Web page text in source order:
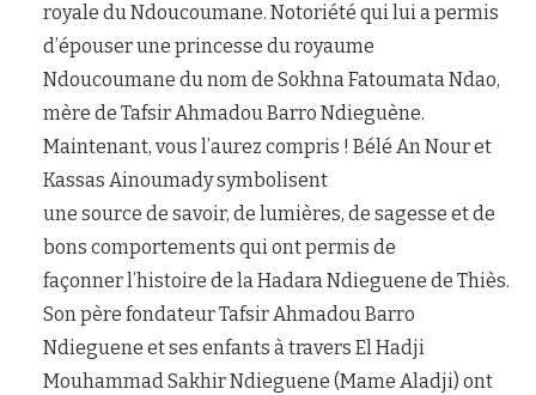
royale du Ndoucoumane. Notoriété qui lui a permis
d’épouser une princesse du royaume
Ndoucoumane du nom de Sokhna Fatoumata Ndao,
mère de Tafsir Ahmadou Barro Ndieguène.
Maintenant, vous l’aurez compris ! Bélé An Nour et
Kassas Ainoumady symbolisent
une source de savoir, de lumières, de sagesse et de
bons comportements qui ont permis de
façonner l’histoire de la Hadara Ndieguene de Thiès.
Son père fondateur Tafsir Ahmadou Barro
Ndieguene et ses enfants à travers El Hadji
Mouhammad Sakhir Ndieguene (Mame Aladji) ont